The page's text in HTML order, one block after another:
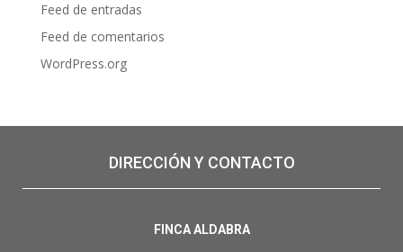
Feed de entradas
Feed de comentarios
WordPress.org
DIRECCIÓN Y CONTACTO
FINCA ALDABRA